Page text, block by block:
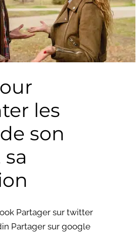
les
son
Partager sur twitter
Partager sur google